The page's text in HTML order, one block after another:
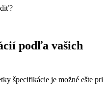
podľa vašich
špecifikácie je možné ešte pri